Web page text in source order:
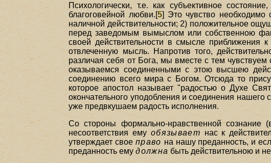
Психологически, т.е. как субъективное
благоговейной любви.[5] Это чувство необходимо
наличной действительности; 2) положительное
перед заведомым вымыслом или собственною
своей действительности в смысле приближения
отвлеченную мысль. Напротив того,
различая себя от Бога, мы вместе с тем
оказываемся соединенными с этою высшею
соединению всего мира с Богом. Отсюда то
которое апостол называет "радостью о Духе
окончательного уподобления и соединения
уже предвкушаем радость исполнения.
Со стороны формально-нравственной сознание
несоответствия ему обязывает нас к
утверждает своеправо на нашу преданность, и
преданность емудолжна быть действительною и